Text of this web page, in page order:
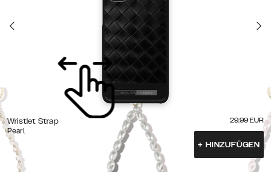
Wristlet Strap
Pearl
29.99 EUR
+ HINZUFÜGEN